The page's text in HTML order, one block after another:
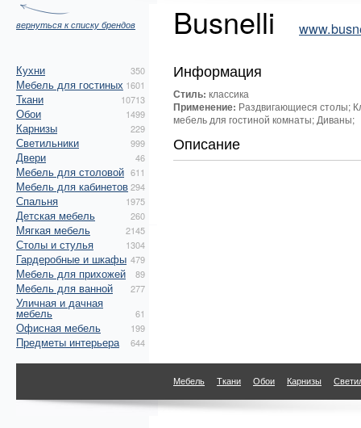
вернуться к списку брендов
Кухни 350
Мебель для гостиных 1601
Ткани 10713
Обои 1499
Карнизы 229
Светильники 999
Двери 46
Мебель для столовой 611
Мебель для кабинетов294
Спальня 1975
Детская мебель 260
Мягкая мебель 2145
Столы и стулья 1304
Гардеробные и шкафы 479
Мебель для прихожей 89
Мебель для ванной 277
Уличная и дачная
мебель 61
Офисная мебель 199
Предметы интерьера 644
Busnelli
Информация
Стиль: классика
Применение: Раздвигающиеся столы;
мебель для гостиной комнаты; Диваны;
Описание
Мебель Ткани Обои Карнизы